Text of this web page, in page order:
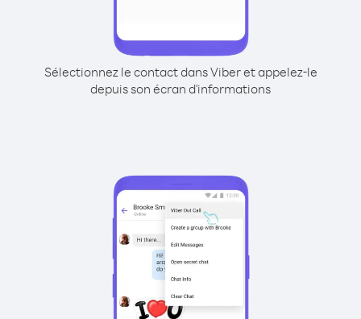
Sélectionnez le contact dans Viber et appelez-le
depuis son écran d'informations